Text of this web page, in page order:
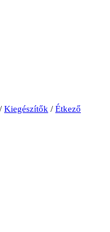
/ Kiegészítők / Étkező